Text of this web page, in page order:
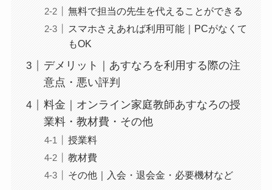
無料で担当の先生を代えることができる
スマホさえあれば利用可能｜PCがなくて
もOK
デメリット｜あすなろを利用する際の注
意点・悪い評判
料金｜オンライン家庭教師あすなろの授
業料・教材費・その他
授業料
教材費
その他｜入会・退会金・必要機材など